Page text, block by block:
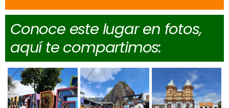
Conoce este lugar en fotos,
aquí te compartimos: